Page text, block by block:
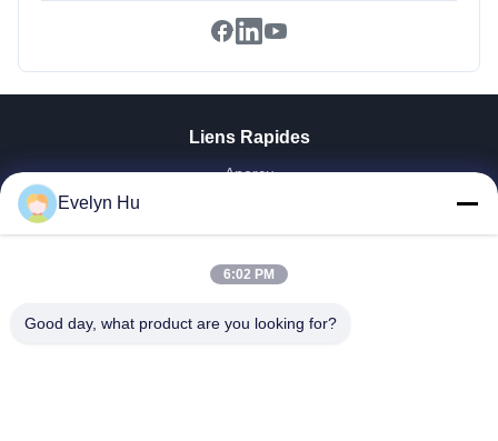
Liens Rapides
Aperçu
VR Show
Visite D'usine
Contrôle De La Qualité
Evelyn Hu
6:02 PM
Good day, what product are you looking for?